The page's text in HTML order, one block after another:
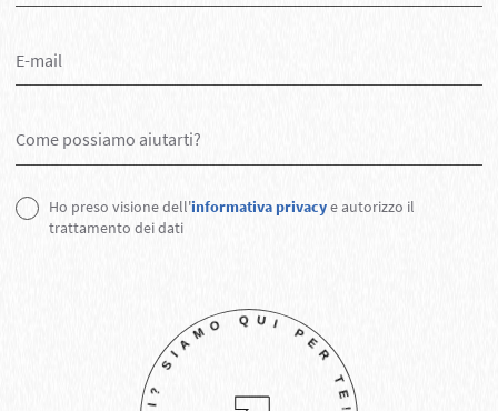
Ho preso visione dell'informativa privacye autorizzo il
trattamento dei dati